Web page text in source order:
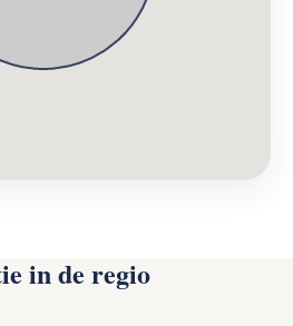
in de regio